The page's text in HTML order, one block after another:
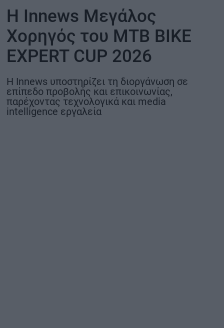
ΟΙΚΟΝΟΜΙΑ - ΕΠΙΧΕΙΡΗΣΕΙΣ
MY PROPERTY
ΚΑΡΑΜΠΟΛΕΣ
Η Innews Μεγάλος
Χορηγός του MTB BIKE
EXPERT CUP 2026
Η Innews υποστηρίζει τη διοργάνωση σε
επίπεδο προβολής και επικοινωνίας,
παρέχοντας τεχνολογικά και media
intelligence εργαλεία